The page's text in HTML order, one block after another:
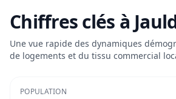
Chiffres clés à
Une vue rapide des dynamiques
de logements et du tissu commercial
POPULATION